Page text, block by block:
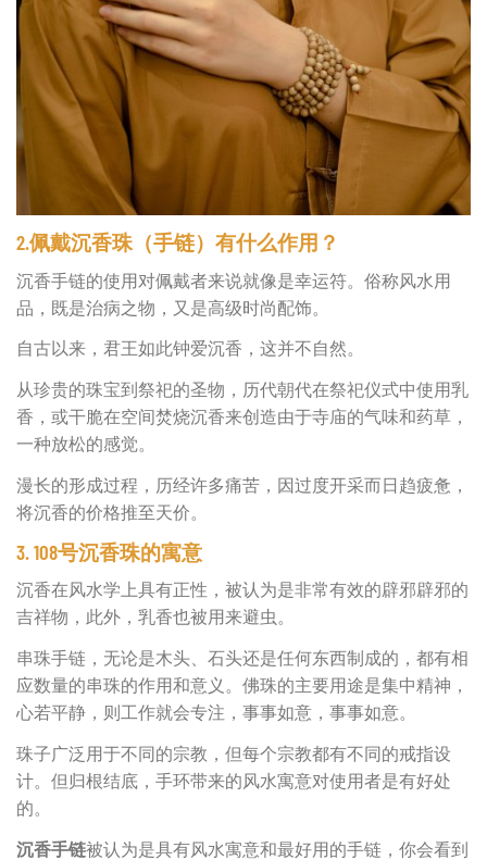
2.佩戴沉香珠（手链）有什么作用？
沉香手链的使用对佩戴者来说就像是幸运符。俗称风水用
品，既是治病之物，又是高级时尚配饰。
自古以来，君王如此钟爱沉香，这并不自然。
从珍贵的珠宝到祭祀的圣物，历代朝代在祭祀仪式中使用乳
香，或干脆在空间焚烧沉香来创造由于寺庙的气味和药草，
一种放松的感觉。
漫长的形成过程，历经许多痛苦，因过度开采而日趋疲惫，
将沉香的价格推至天价。
3. 108号沉香珠的寓意
沉香在风水学上具有正性，被认为是非常有效的辟邪辟邪的
吉祥物，此外，乳香也被用来避虫。
串珠手链，无论是木头、石头还是任何东西制成的，都有相
应数量的串珠的作用和意义。佛珠的主要用途是集中精神，
心若平静，则工作就会专注，事事如意，事事如意。
珠子广泛用于不同的宗教，但每个宗教都有不同的戒指设
计。但归根结底，手环带来的风水寓意对使用者是有好处
的。
沉香手链被认为是具有风水寓意和最好用的手链，你会看到